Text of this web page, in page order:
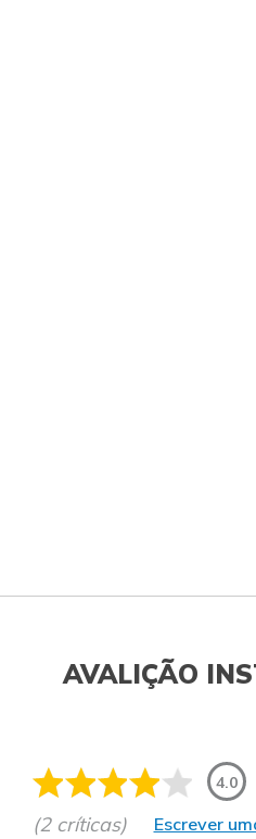
AVALIÇÃO
4.0
(2 críticas) Escrever